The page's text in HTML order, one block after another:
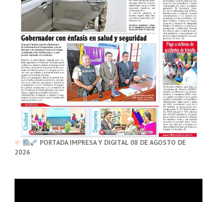
PORTADA IMPRESA Y DIGITAL 08 DE AGOSTO DE
2026